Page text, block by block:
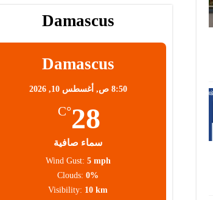
Damascus
Damascus
8:50 ص, أغسطس 10, 2026
28
°C
سماء صافية
Wind Gust: 5 mph
Clouds: 0%
Visibility: 10 km